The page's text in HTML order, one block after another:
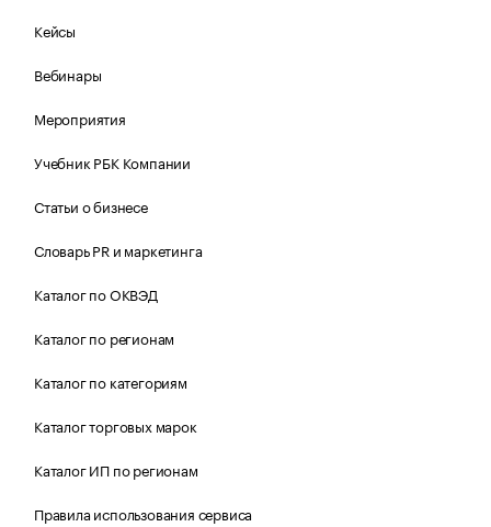
Кейсы
Вебинары
Мероприятия
Учебник РБК Компании
Статьи о бизнесе
Словарь PR и маркетинга
Каталог по ОКВЭД
Каталог по регионам
Каталог по категориям
Каталог торговых марок
Каталог ИП по регионам
Правила использования сервиса